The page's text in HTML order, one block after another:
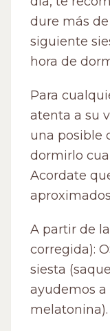
dure más de
siguiente
hora de
Para
atenta a su
una posible
dormirlo
Acordate
A partir de
corregida):
siesta
ayudemos
melatonina).